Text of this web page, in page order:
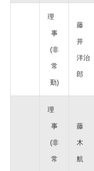
理
事
(非
常
勤)
藤
井
洋治
郎
理
事
(非
常
藤
木
航